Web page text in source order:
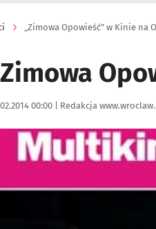
„Zimowa Opowieść” w Kinie na
publikacji:
00:00 | Autor:
Redakcja
aby powiększyć